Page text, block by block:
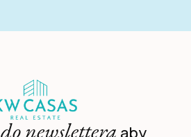
do newslettera aby